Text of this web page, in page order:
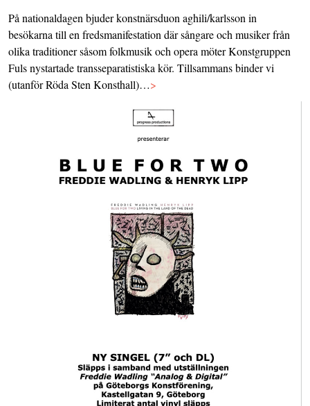
På nationaldagen bjuder konstnärsduon aghili/karlsson in
besökarna till en fredsmanifestation där sångare och musiker från
olika traditioner såsom folkmusik och opera möter Konstgruppen
Fuls nystartade transseparatistiska kör. Tillsammans binder vi
(utanför Röda Sten Konsthall)…>